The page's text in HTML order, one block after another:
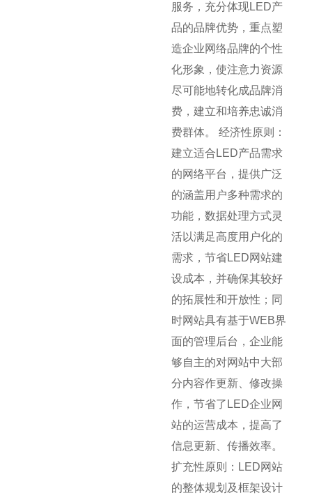
服务，充分体现LED产
品的品牌优势，重点塑
造企业网络品牌的个性
化形象，使注意力资源
尽可能地转化成品牌消
费，建立和培养忠诚消
费群体。 经济性原则：
建立适合LED产品需求
的网络平台，提供广泛
的涵盖用户多种需求的
功能，数据处理方式灵
活以满足高度用户化的
需求，节省LED网站建
设成本，并确保其较好
的拓展性和开放性；同
时网站具有基于WEB界
面的管理后台，企业能
够自主的对网站中大部
分内容作更新、修改操
作，节省了LED企业网
站的运营成本，提高了
信息更新、传播效率。
扩充性原则：LED网站
的整体规划及框架设计